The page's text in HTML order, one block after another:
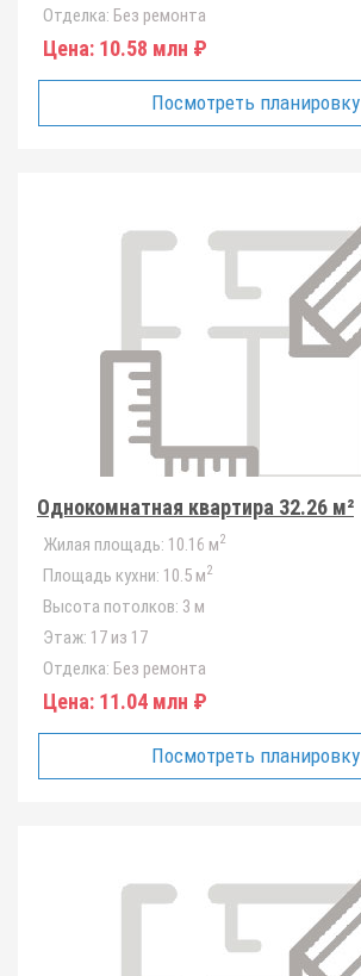
Отделка: Без ремонта
Цена: 10.58 млн ₽
Посмотреть планировку
Однокомнатная квартира 32.26 м²
Жилая площадь: 10.16 м2
Площадь кухни: 10.5 м2
Высота потолков: 3 м
Этаж: 17 из 17
Отделка: Без ремонта
Цена: 11.04 млн ₽
Посмотреть планировку